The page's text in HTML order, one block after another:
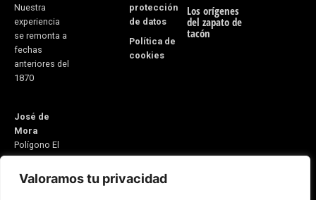
Valoramos tu privacidad
Nuestra
experiencia
se remonta a
fechas
anteriores del
1870
José de
Mora
Polígono El
Monete Nave
31
protección
de datos
Política de
cookies
Los orígenes
del zapato de
tacón